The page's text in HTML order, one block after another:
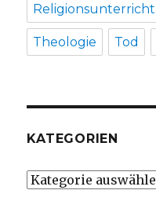
Religionsunterricht
Theologie Tod
KATEGORIEN
Kategorien